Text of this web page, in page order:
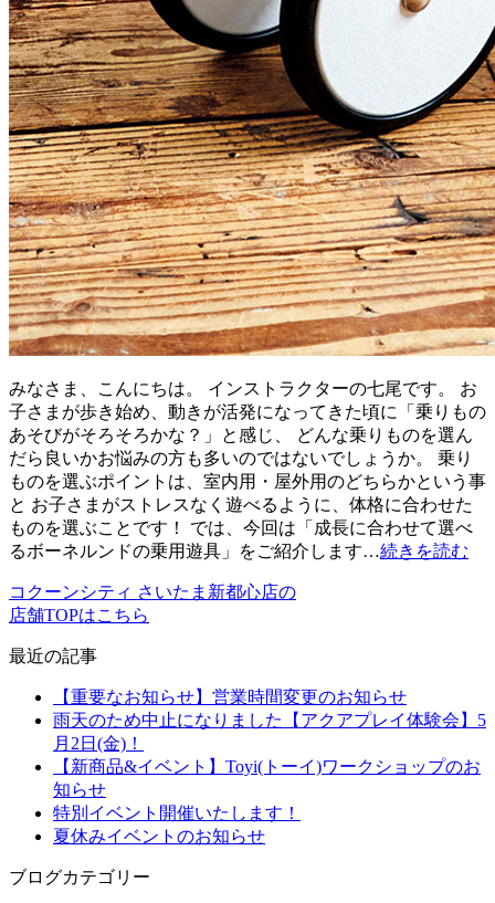
みなさま、こんにちは。 インストラクターの七尾です。 お
子さまが歩き始め、動きが活発になってきた頃に「乗りもの
あそびがそろそろかな？」と感じ、 どんな乗りものを選ん
だら良いかお悩みの方も多いのではないでしょうか。 乗り
ものを選ぶポイントは、室内用・屋外用のどちらかという事
と お子さまがストレスなく遊べるように、体格に合わせた
ものを選ぶことです！ では、今回は「成長に合わせて選べ
るボーネルンドの乗用遊具」をご紹介します…続きを読む
コクーンシティ さいたま新都心店の
店舗TOPはこちら
最近の記事
【重要なお知らせ】営業時間変更のお知らせ
雨天のため中止になりました【アクアプレイ体験会】5
月2日(金)！
【新商品&イベント】Toyi(トーイ)ワークショップのお
知らせ
特別イベント開催いたします！
夏休みイベントのお知らせ
ブログカテゴリー